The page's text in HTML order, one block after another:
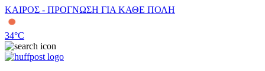
ΚΑΙΡΟΣ - ΠΡΟΓΝΩΣΗ ΓΙΑ ΚΑΘΕ ΠΟΛΗ
34°C